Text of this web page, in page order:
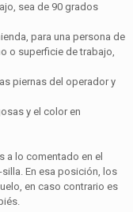
sea de 90 grados
para una persona de
o superficie de trabajo,
piernas del operador y
y el color en
a lo comentado en el
En esa posición, los
en caso contrario es